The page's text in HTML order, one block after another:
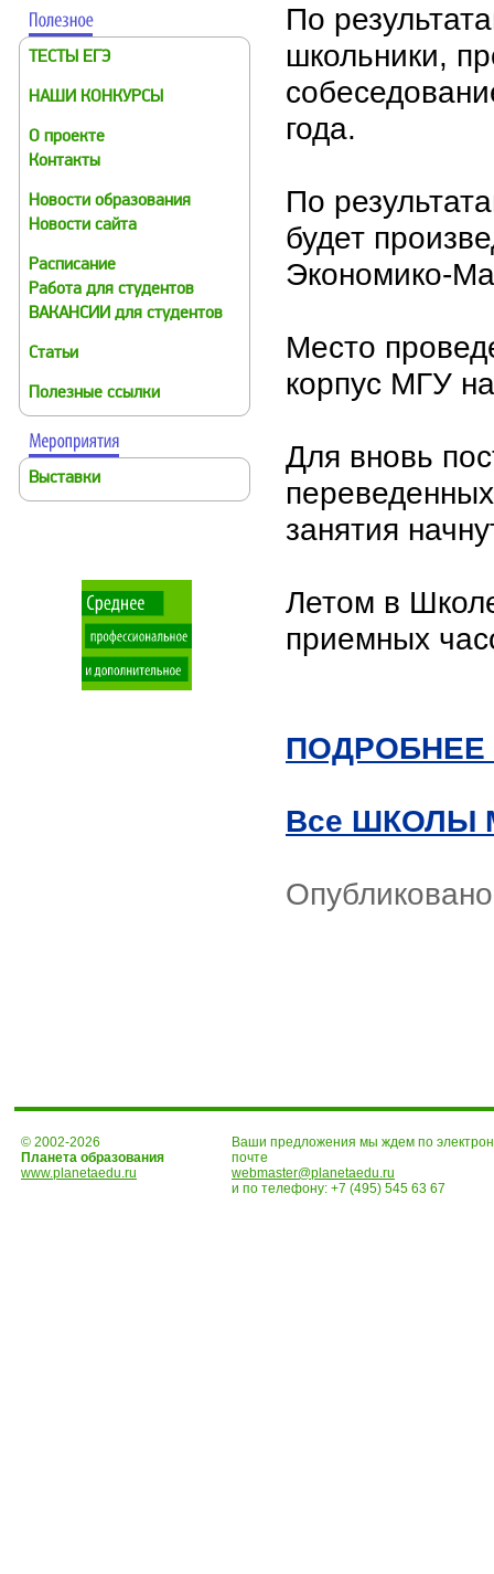
ТЕСТЫ ЕГЭ
НАШИ КОНКУРСЫ
О проекте
Контакты
Новости образования
Новости сайта
Расписание
Работа для студентов
ВАКАНСИИ для студентов
Статьи
Полезные ссылки
Выставки
По
школьники,
года.
По
будет
Экономико-
Место
корпус МГУ
Для вновь
занятия
Летом в
приемных
ПОДРОБНЕЕ
Все ШКОЛЫ
© 2002-2026
Планета образования
www.planetaedu.ru
Ваши предложения мы ждем по
почте
webmaster@planetaedu.ru
и по телефону: +7 (495) 545 63 67